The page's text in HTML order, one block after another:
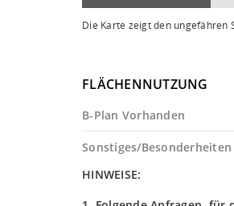
Die Karte zeigt den ungefähren
FLÄCHENNUTZUNG
B-Plan Vorhanden
Sonstiges/Besonderheiten
HINWEISE: